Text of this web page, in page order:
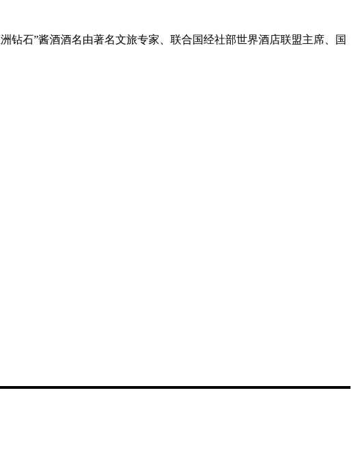
石”酱酒酒名由著名文旅专家、联合国经社部世界酒店联盟主席、国